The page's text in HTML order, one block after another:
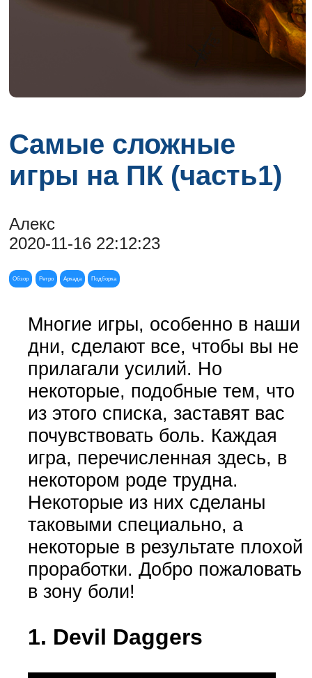
Самые сложные
игры на ПК (часть1)
Алекс
2020-11-16 22:12:23
Обзор Ретро Аркада Подборка
Многие игры, особенно в наши
дни, сделают все, чтобы вы не
прилагали усилий. Но
некоторые, подобные тем, что
из этого списка, заставят вас
почувствовать боль. Каждая
игра, перечисленная здесь, в
некотором роде трудна.
Некоторые из них сделаны
таковыми специально, а
некоторые в результате плохой
проработки. Добро пожаловать
в зону боли!
1. Devil Daggers